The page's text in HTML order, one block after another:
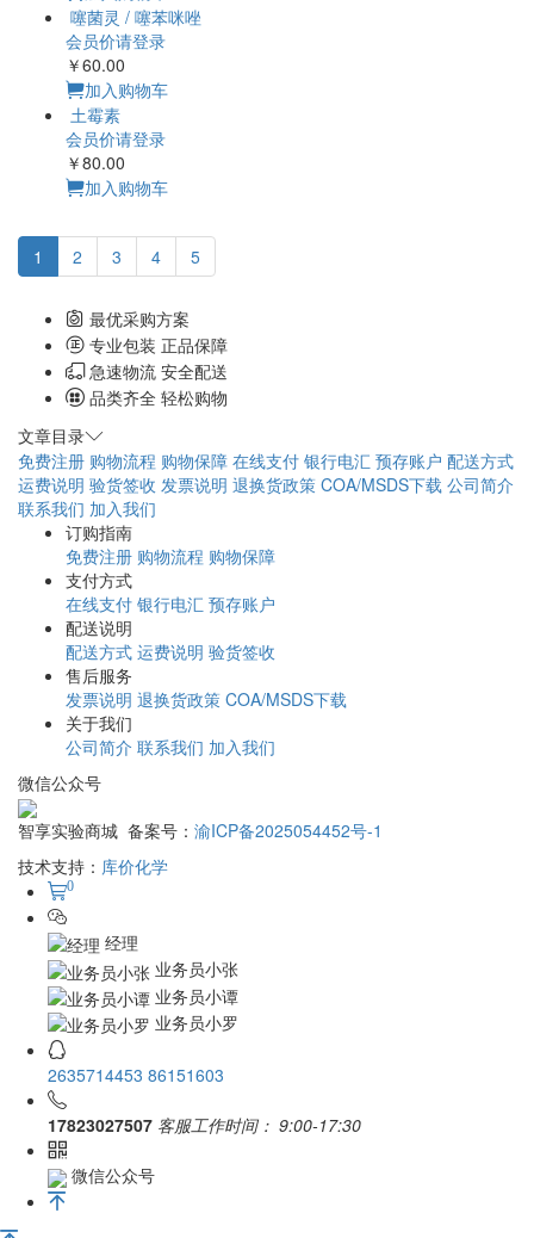
会员价请登录
￥420.00
加入购物车
会员价请登录
￥60.00
加入购物车
土霉素
￥80.00
加入购物车
2 3 4
最优采购方案
急速物流 安全配送
品类齐全 轻松购物
文章目录
免费注册 购物流程
运费说明 验货签收 发票说明 退换货政策
联系我们 加入我们
订购指南
免费注册
支付方式
在线支付
配送说明
配送方式
售后服务
发票说明
关于我们
公司简介 联系我们 加入我们
微信公众号
智享实验商城 备案号：
技术支持： 库价化学
0
经理
业务员小谭
2635714453
17823027507